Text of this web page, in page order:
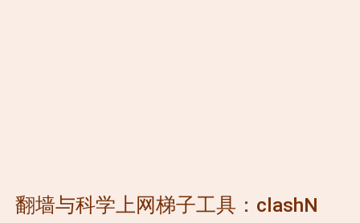
翻墙与科学上网梯子工具：clashN